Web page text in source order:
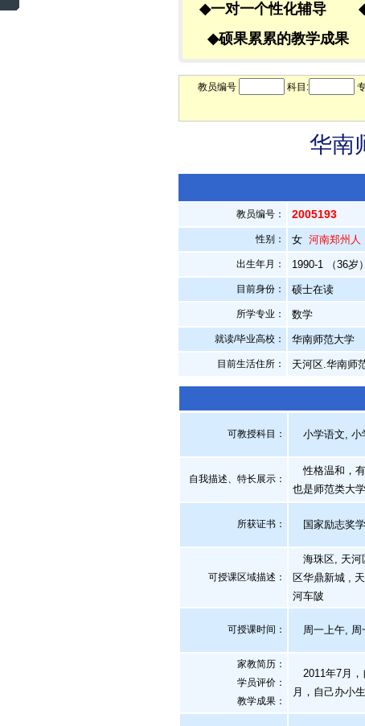
◆一对一个性化辅导
◆硕果累累的教学成果
教员编号 科目:
华南
教员编号： 2005193
性别： 女 河南郑州人
出生年月： 1990-1 （36岁）
目前身份： 硕士在读
所学专业： 数学
就读/毕业高校： 华南师范大学
目前生活住所： 天河区.华南师
可教授科目： 小学语文, 小
自我描述、特长展示 ：
性格温和，
也是师范类大
所获证书 ： 国家励志奖
可授课区域描述：
海珠区, 天河
区华鼎新城 ,
河车陂
可授课时间： 周一上午,
家教简历：
学员评价：
教学成果：
2011年7月，
月，自己办小